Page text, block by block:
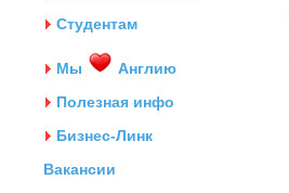
Студентам
Мы
Англию
Полезная инфо
Бизнес-Линк
Вакансии